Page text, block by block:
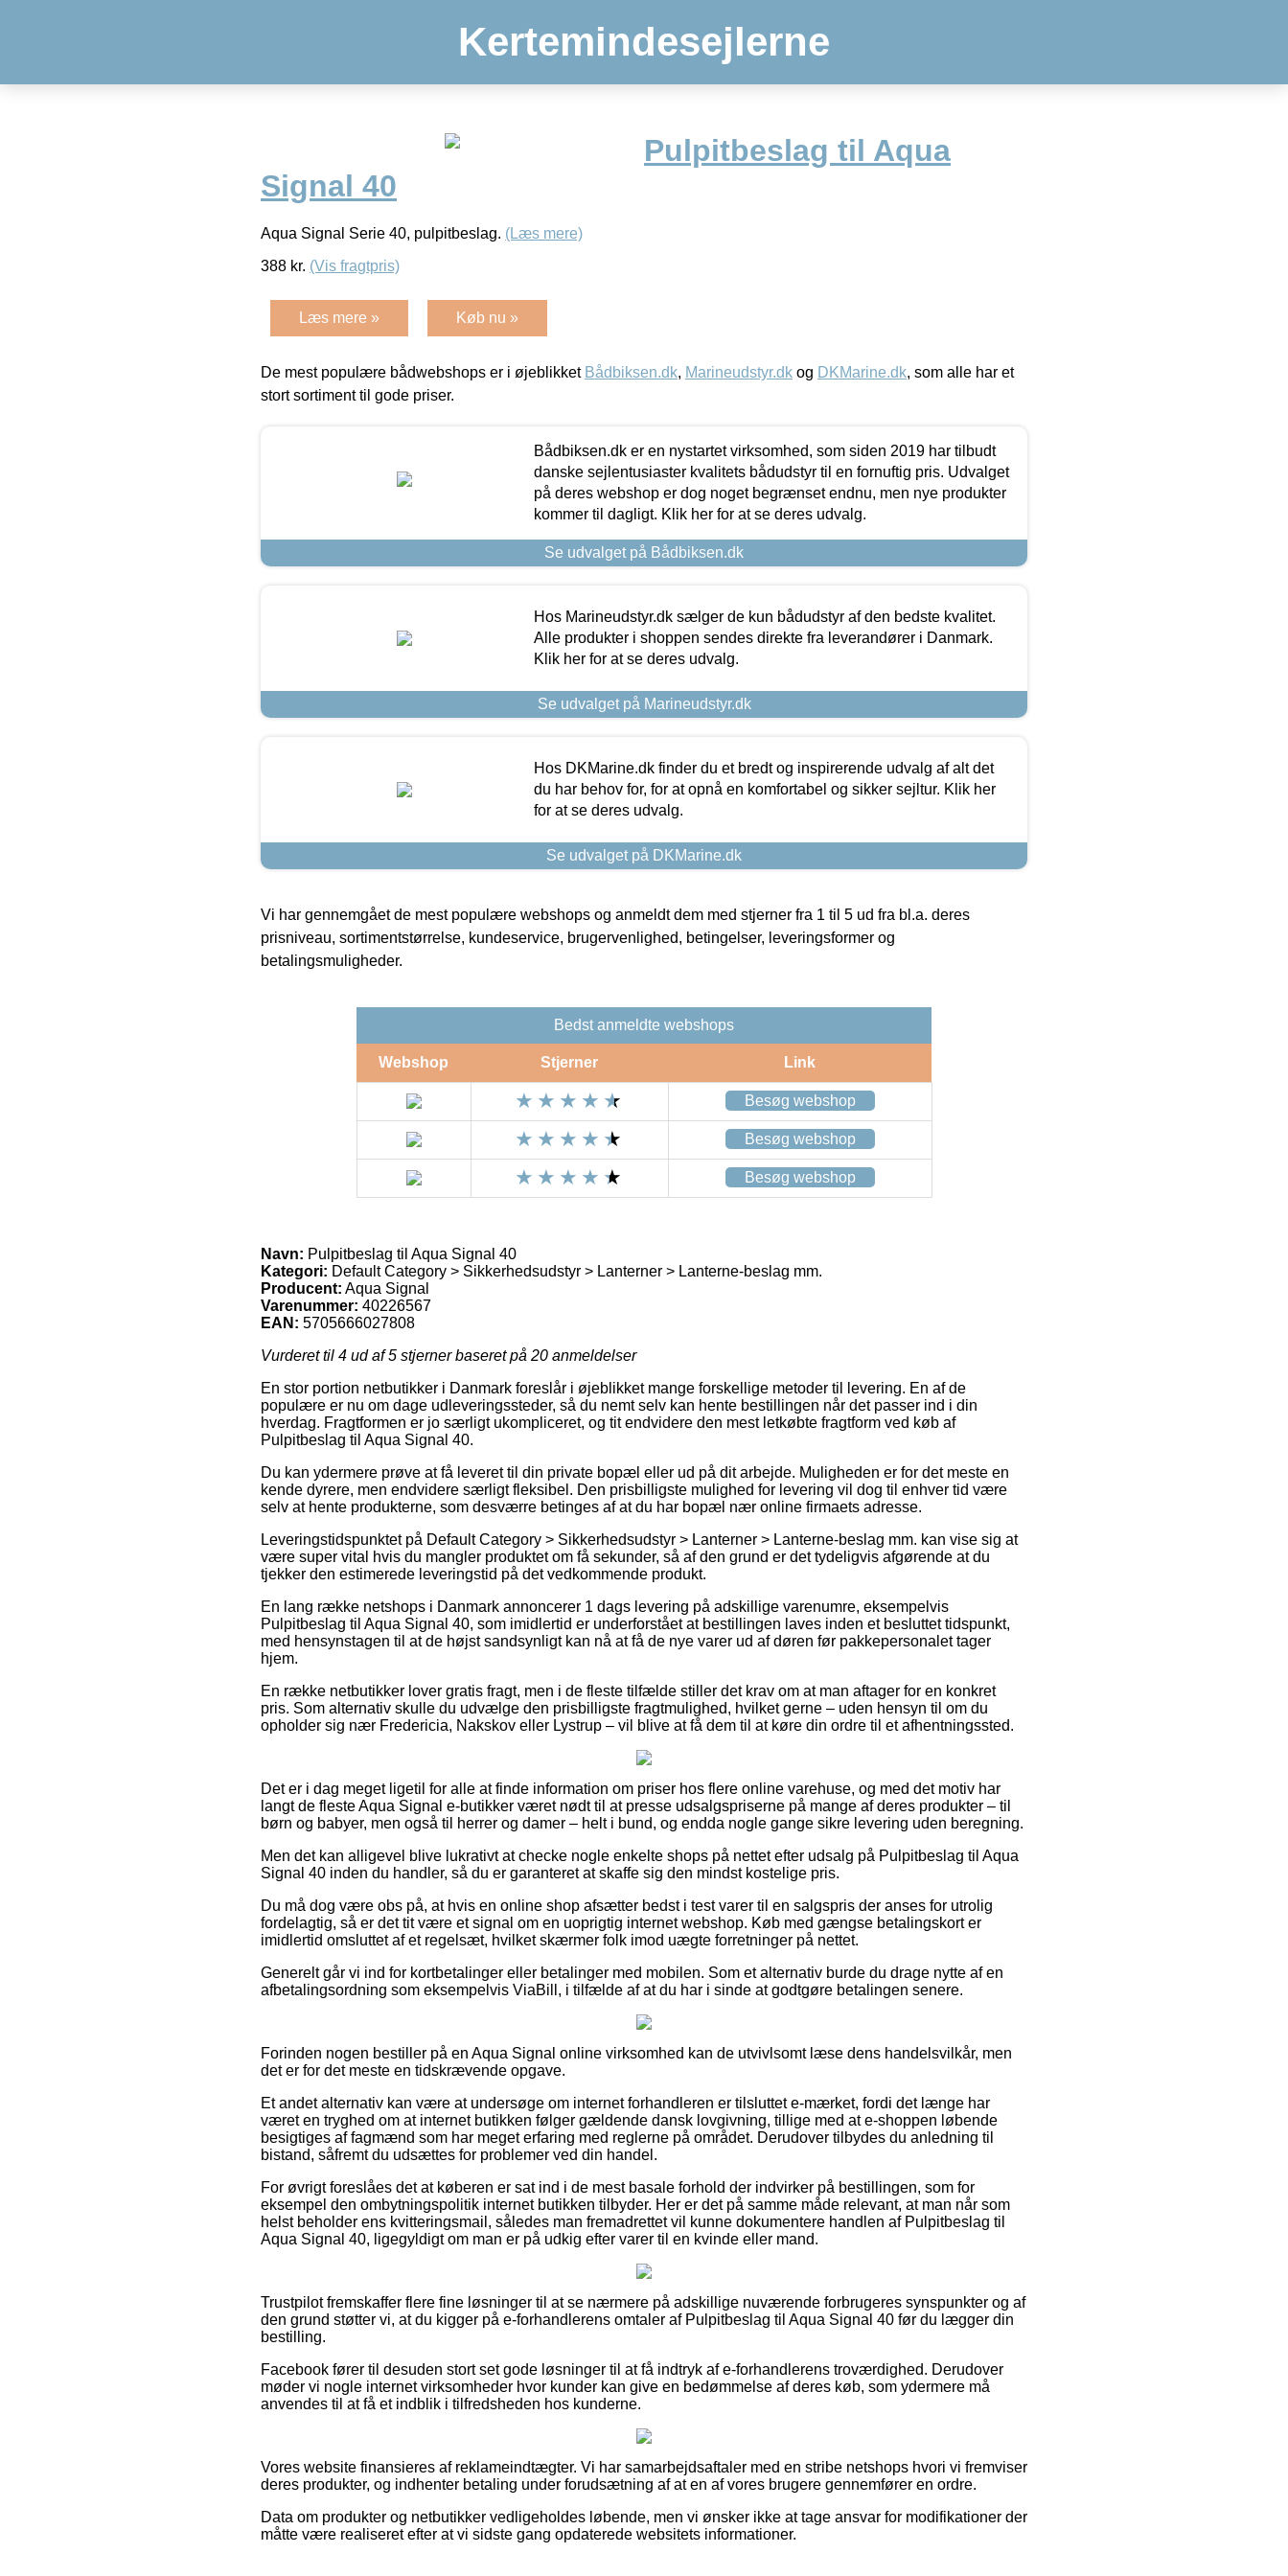
Kertemindesejlerne
Pulpitbeslag til Aqua
Signal 40
Aqua Signal Serie 40, pulpitbeslag. (Læs mere)
388 kr. (Vis fragtpris)
Læs mere » Køb nu »
De mest populære bådwebshops er i øjeblikket Bådbiksen.dk, Marineudstyr.dk og DKMarine.dk, som alle har et
stort sortiment til gode priser.
Bådbiksen.dk er en nystartet virksomhed, som siden 2019 har tilbudt
danske sejlentusiaster kvalitets bådudstyr til en fornuftig pris. Udvalget
på deres webshop er dog noget begrænset endnu, men nye produkter
kommer til dagligt. Klik her for at se deres udvalg.
Se udvalget på Bådbiksen.dk
Hos Marineudstyr.dk sælger de kun bådudstyr af den bedste kvalitet.
Alle produkter i shoppen sendes direkte fra leverandører i Danmark.
Klik her for at se deres udvalg.
Se udvalget på Marineudstyr.dk
Hos DKMarine.dk finder du et bredt og inspirerende udvalg af alt det
du har behov for, for at opnå en komfortabel og sikker sejltur. Klik her
for at se deres udvalg.
Se udvalget på DKMarine.dk
Vi har gennemgået de mest populære webshops og anmeldt dem med stjerner fra 1 til 5 ud fra bl.a. deres
prisniveau, sortimentstørrelse, kundeservice, brugervenlighed, betingelser, leveringsformer og
betalingsmuligheder.
Bedst anmeldte webshops
Webshop Stjerner Link
Besøg webshop
Besøg webshop
Besøg webshop
Navn: Pulpitbeslag til Aqua Signal 40
Kategori: Default Category > Sikkerhedsudstyr > Lanterner > Lanterne-beslag mm.
Producent: Aqua Signal
Varenummer: 40226567
EAN: 5705666027808
Vurderet til 4 ud af 5 stjerner baseret på 20 anmeldelser
En stor portion netbutikker i Danmark foreslår i øjeblikket mange forskellige metoder til levering. En af de
populære er nu om dage udleveringssteder, så du nemt selv kan hente bestillingen når det passer ind i din
hverdag. Fragtformen er jo særligt ukompliceret, og tit endvidere den mest letkøbte fragtform ved køb af
Pulpitbeslag til Aqua Signal 40.
Du kan ydermere prøve at få leveret til din private bopæl eller ud på dit arbejde. Muligheden er for det meste en
kende dyrere, men endvidere særligt fleksibel. Den prisbilligste mulighed for levering vil dog til enhver tid være
selv at hente produkterne, som desværre betinges af at du har bopæl nær online firmaets adresse.
Leveringstidspunktet på Default Category > Sikkerhedsudstyr > Lanterner > Lanterne-beslag mm. kan vise sig at
være super vital hvis du mangler produktet om få sekunder, så af den grund er det tydeligvis afgørende at du
tjekker den estimerede leveringstid på det vedkommende produkt.
En lang række netshops i Danmark annoncerer 1 dags levering på adskillige varenumre, eksempelvis
Pulpitbeslag til Aqua Signal 40, som imidlertid er underforstået at bestillingen laves inden et besluttet tidspunkt,
med hensynstagen til at de højst sandsynligt kan nå at få de nye varer ud af døren før pakkepersonalet tager
hjem.
En række netbutikker lover gratis fragt, men i de fleste tilfælde stiller det krav om at man aftager for en konkret
pris. Som alternativ skulle du udvælge den prisbilligste fragtmulighed, hvilket gerne – uden hensyn til om du
opholder sig nær Fredericia, Nakskov eller Lystrup – vil blive at få dem til at køre din ordre til et afhentningssted.
Det er i dag meget ligetil for alle at finde information om priser hos flere online varehuse, og med det motiv har
langt de fleste Aqua Signal e-butikker været nødt til at presse udsalgspriserne på mange af deres produkter – til
børn og babyer, men også til herrer og damer – helt i bund, og endda nogle gange sikre levering uden beregning.
Men det kan alligevel blive lukrativt at checke nogle enkelte shops på nettet efter udsalg på Pulpitbeslag til Aqua
Signal 40 inden du handler, så du er garanteret at skaffe sig den mindst kostelige pris.
Du må dog være obs på, at hvis en online shop afsætter bedst i test varer til en salgspris der anses for utrolig
fordelagtig, så er det tit være et signal om en uoprigtig internet webshop. Køb med gængse betalingskort er
imidlertid omsluttet af et regelsæt, hvilket skærmer folk imod uægte forretninger på nettet.
Generelt går vi ind for kortbetalinger eller betalinger med mobilen. Som et alternativ burde du drage nytte af en
afbetalingsordning som eksempelvis ViaBill, i tilfælde af at du har i sinde at godtgøre betalingen senere.
Forinden nogen bestiller på en Aqua Signal online virksomhed kan de utvivlsomt læse dens handelsvilkår, men
det er for det meste en tidskrævende opgave.
Et andet alternativ kan være at undersøge om internet forhandleren er tilsluttet e-mærket, fordi det længe har
været en tryghed om at internet butikken følger gældende dansk lovgivning, tillige med at e-shoppen løbende
besigtiges af fagmænd som har meget erfaring med reglerne på området. Derudover tilbydes du anledning til
bistand, såfremt du udsættes for problemer ved din handel.
For øvrigt foreslåes det at køberen er sat ind i de mest basale forhold der indvirker på bestillingen, som for
eksempel den ombytningspolitik internet butikken tilbyder. Her er det på samme måde relevant, at man når som
helst beholder ens kvitteringsmail, således man fremadrettet vil kunne dokumentere handlen af Pulpitbeslag til
Aqua Signal 40, ligegyldigt om man er på udkig efter varer til en kvinde eller mand.
Trustpilot fremskaffer flere fine løsninger til at se nærmere på adskillige nuværende forbrugeres synspunkter og af
den grund støtter vi, at du kigger på e-forhandlerens omtaler af Pulpitbeslag til Aqua Signal 40 før du lægger din
bestilling.
Facebook fører til desuden stort set gode løsninger til at få indtryk af e-forhandlerens troværdighed. Derudover
møder vi nogle internet virksomheder hvor kunder kan give en bedømmelse af deres køb, som ydermere må
anvendes til at få et indblik i tilfredsheden hos kunderne.
Vores website finansieres af reklameindtægter. Vi har samarbejdsaftaler med en stribe netshops hvori vi fremviser
deres produkter, og indhenter betaling under forudsætning af at en af vores brugere gennemfører en ordre.
Data om produkter og netbutikker vedligeholdes løbende, men vi ønsker ikke at tage ansvar for modifikationer der
måtte være realiseret efter at vi sidste gang opdaterede websitets informationer.